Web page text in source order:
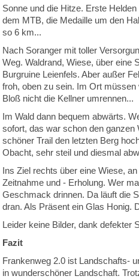
Sonne und die Hitze. Erste
dem MTB, die Medaille um den
so 6 km...
Nach Soranger mit toller
Weg. Waldrand, Wiese, über eine
Burgruine Leienfels. Aber außer
froh, oben zu sein. Im Ort
Bloß nicht die Kellner umrennen...
Im Wald dann bequem abwärts.
sofort, das war schon den ganzen
schöner Trail den letzten Berg
Obacht, sehr steil und diesmal
Ins Ziel rechts über eine Wiese,
Zeitnahme und - Erholung. Wer
Geschmack drinnen. Da läuft die
dran. Als Präsent ein Glas Honig.
Leider keine Bilder, dank defekter
Fazit
Frankenweg 2.0 ist Landschafts-
in wunderschöner Landschaft.